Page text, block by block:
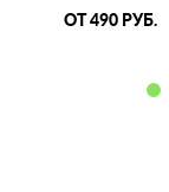
ОТ 490 РУБ.